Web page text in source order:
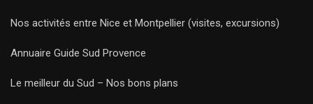
Nos activités entre Nice et Montpellier (visites, excursions)
Annuaire Guide Sud Provence
Le meilleur du Sud – Nos bons plans